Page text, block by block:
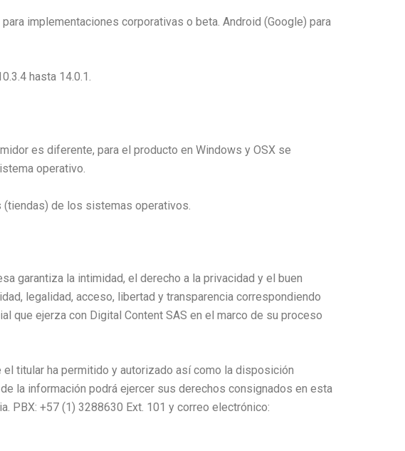
implementaciones corporativas o beta. Android (Google) para
hasta 14.0.1.
es diferente, para el producto en Windows y OSX se
operativo.
de los sistemas operativos.
garantiza la intimidad, el derecho a la privacidad y el buen
legalidad, acceso, libertad y transparencia correspondiendo
que ejerza con Digital Content SAS en el marco de su proceso
titular ha permitido y autorizado así como la disposición
la información podrá ejercer sus derechos consignados en esta
PBX: +57 (1) 3288630 Ext. 101 y correo electrónico: